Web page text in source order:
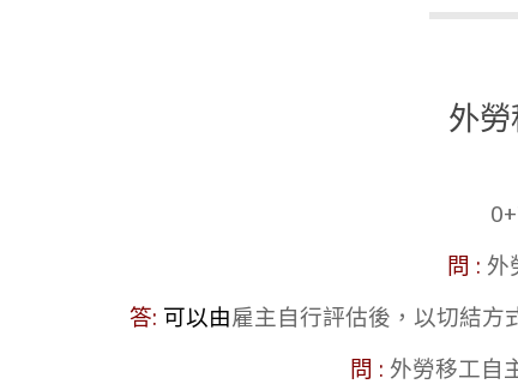
外
問 : 外
答: 可以由雇主自行評估後，以切結方
問 : 外勞移工自